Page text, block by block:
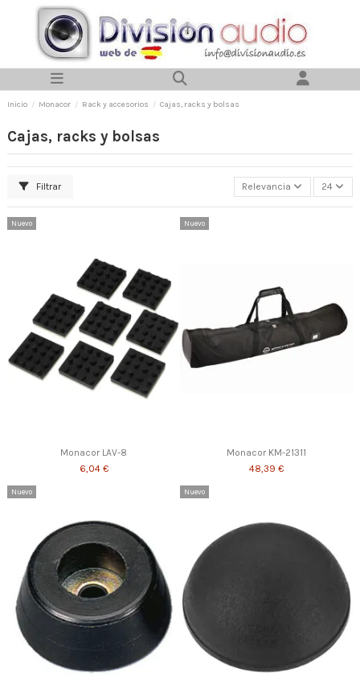
Inicio Monacor Rack y accesorios Cajas, racks y bolsas
Cajas, racks y bolsas
Filtrar Relevancia 24
Nuevo
Monacor LAV-8
6,04 €
Nuevo
Monacor KM-21311
48,39 €
Nuevo Nuevo